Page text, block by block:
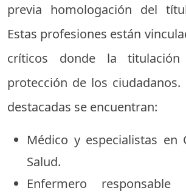
previa homologación del
Estas profesiones están
críticos donde la
protección de los ciudadanos.
destacadas se encuentran:
Médico y especialistas en
Salud.
Enfermero responsable